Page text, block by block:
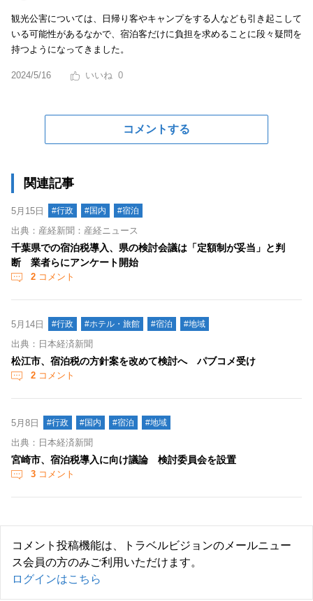
観光公害については、日帰り客やキャンプをする人なども引き起こして
いる可能性があるなかで、宿泊客だけに負担を求めることに段々疑問を
持つようになってきました。
2024/5/16 0
コメントする
関連記事
5月15日 #行政 #国内 #宿泊
出典：産経新聞：産経ニュース
千葉県での宿泊税導入、県の検討会議は「定額制が妥当」と判
断 業者らにアンケート開始
2 コメント
5月14日 #行政 #ホテル・旅館 #宿泊 #地域
出典：日本経済新聞
松江市、宿泊税の方針案を改めて検討へ パブコメ受け
2 コメント
5月8日 #行政 #国内 #宿泊 #地域
出典：日本経済新聞
宮崎市、宿泊税導入に向け議論 検討委員会を設置
3 コメント
コメント投稿機能は、トラベルビジョンのメールニュー
ス会員の方のみご利用いただけます。
ログインはこちら